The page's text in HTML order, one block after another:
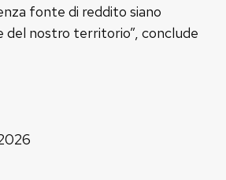
fonte di reddito siano
del nostro territorio”, conclude